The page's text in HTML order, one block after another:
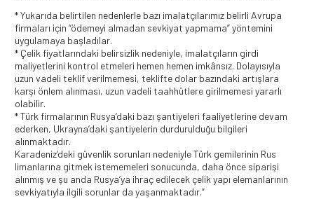
* Yukarıda belirtilen nedenlerle bazı imalatçılarımız belirli Avrupa
firmaları için “ödemeyi almadan sevkiyat yapmama” yöntemini
uygulamaya başladılar.
* Çelik fiyatlarındaki belirsizlik nedeniyle, imalatçıların girdi
maliyetlerini kontrol etmeleri hemen hemen imkânsız. Dolayısıyla
uzun vadeli teklif verilmemesi, teklifte dolar bazındaki artışlara
karşı önlem alınması, uzun vadeli taahhütlere girilmemesi yararlı
olabilir.
* Türk firmalarının Rusya’daki bazı şantiyeleri faaliyetlerine devam
ederken, Ukrayna’daki şantiyelerin durdurulduğu bilgileri
alınmaktadır.
Karadeniz’deki güvenlik sorunları nedeniyle Türk gemilerinin Rus
limanlarına gitmek istememeleri sonucunda, daha önce siparişi
alınmış ve şu anda Rusya’ya ihraç edilecek çelik yapı elemanlarının
sevkiyatıyla ilgili sorunlar da yaşanmaktadır.”